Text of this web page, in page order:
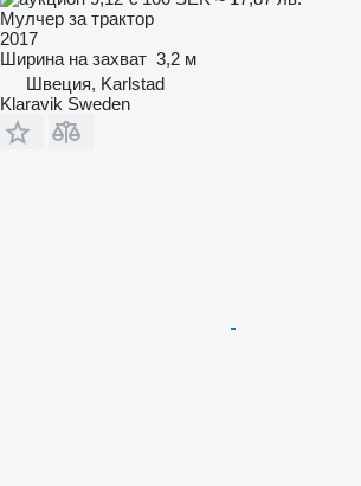
Мулчер за трактор
2017
Ширина на захват 3,2 м
Швеция, Karlstad
Klaravik Sweden